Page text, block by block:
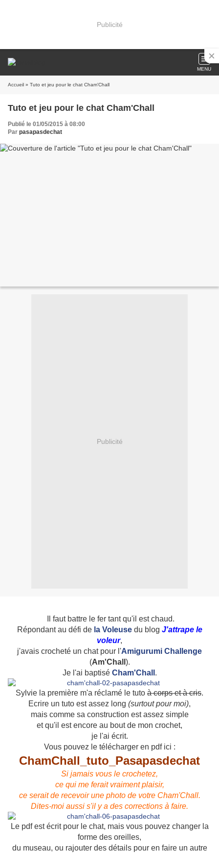
Publicité
MENU
Accueil » Tuto et jeu pour le chat Cham'Chall
Tuto et jeu pour le chat Cham'Chall
Publié le 01/05/2015 à 08:00
Par pasapasdechat
Publicité
Il faut battre le fer tant qu'il est chaud.
Répondant au défi de la Voleusedu blog J'attrape le
voleur,
j'avais crocheté un chat pour l'Amigurumi Challenge
(Am'Chall ).
Je l'ai baptisé Cham'Chall .
Sylvie la première m'a réclamé le tuto à corps et à cris.
Ecrire un tuto est assez long (surtout pour moi),
mais comme sa construction est assez simple
et qu'il est encore au bout de mon crochet,
je l'ai écrit.
Vous pouvez le télécharger en pdf ici :
ChamChall_tuto_Pasapasdechat
Si jamais vous le crochetez,
ce qui me ferait vraiment plaisir,
ce serait de recevoir une photo de votre Cham'Chall.
Dites-moi aussi s'il y a des corrections à faire.
Le pdf est écrit pour le chat, mais vous pouvez changer la
forme des oreilles,
du museau, ou rajouter des détails pour en faire un autre